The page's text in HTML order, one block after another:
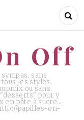
Off
sans
les styles,
ou sans.
pour y
en pâte à sucre…
papilles-on-
Off